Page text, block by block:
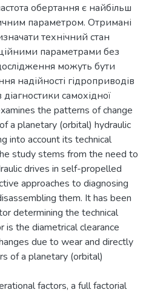
обертання є найбільш
параметром. Отримані
технічний стан
параметрами без
можуть бути
надійності гідроприводів
самохідної
the patterns of change
a planetary (orbital) hydraulic
into account its technical
study stems from the need to
drives in self-propelled
approaches to diagnosing
them. It has been
determining the technical
is the diametrical clearance
due to wear and directly
of a planetary (orbital)
factors, a full factorial